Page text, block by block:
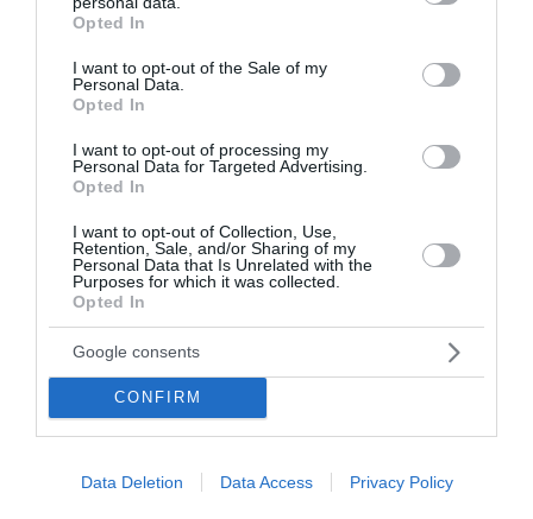
grant or deny consent to Google and its third-party tags to
use your data for below specified purposes in below Google
consent section.
Opted In
I want to opt-out of the Sale of my
Personal Data.
Opted In
I want to opt-out of processing my
Personal Data for Targeted Advertising.
Opted In
I want to opt-out of Collection, Use,
Retention, Sale, and/or Sharing of my
Personal Data that Is Unrelated with the
Purposes for which it was collected.
Opted In
Google consents
CONFIRM
Data Deletion Data Access Privacy Policy
Παγκόσμιο Πρωτάθλημα Κωπηλασίας: Αργυρό μετάλλιο
Πένθος για τον Μέσι - Πέθανε ο πατέρας του Χόρχε
Θρίλερ στον Λυκαβηττό: Σε 57χρονη γυναίκα που είχε
εξαφανιστεί από την Κυψέλη ανήκει η σορός
Οι φωτιές, οι ανεμογεννήτριες και η προχειρότητα
Δυτική Αττική: Αντιδιαβρωτικά έργα πριν τις
φθινοπωρινές βροχές – Η επόμενη ημέρα μετά τη μεγάλη
φωτιά
Άνδρος: Το καταπράσινο διαμάντι των Κυκλάδων που
μαγεύει κάθε επισκέπτη
αποψίλωση – Μείωση 37%